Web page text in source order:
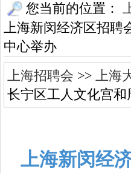
您当前的位置：
上海新闵经济区招
中心举办
上海招聘会 >> 上海
长宁区工人文化宫
上海新闵经